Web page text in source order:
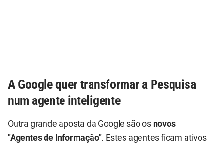
A Google quer transformar a Pesquisa
num agente inteligente
Outra grande aposta da Google são os novos
"Agentes de Informação". Estes agentes ficam ativos